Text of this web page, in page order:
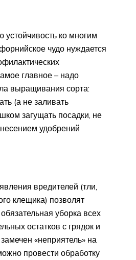
ко многим
чудо нуждается
главное – надо
выращивания сорта:
(а не заливать
загущать посадки, не
удобрений
вредителей (тли,
клещика) позволят
уборка всех
остатков с грядок и
«неприятель» на
провести обработку